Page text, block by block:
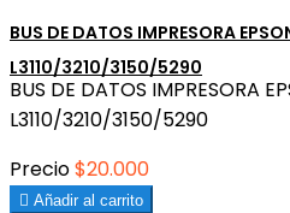
BUS DE DATOS IMPRESORA
L3110/3210/3150/5290
BUS DE DATOS IMPRESORA
L3110/3210/3150/5290
Precio$20.000
 Añadir al carrito